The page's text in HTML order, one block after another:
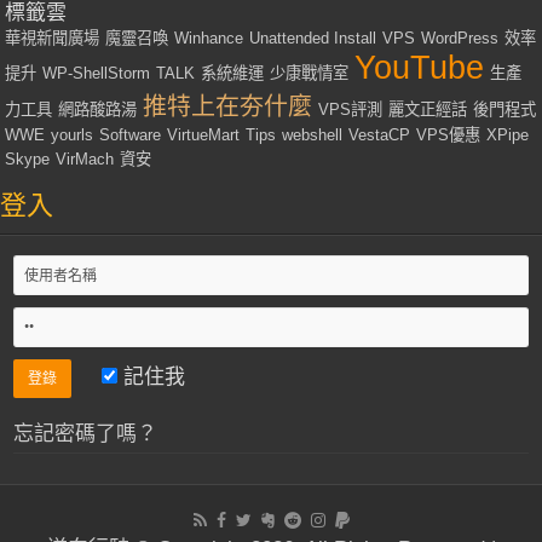
標籤雲
華視新聞廣場 魔靈召喚 Winhance Unattended Install VPS WordPress 效率
提升 WP-ShellStorm TALK 系統維運 少康戰情室 YouTube 生產
力工具 網路酸路湯 推特上在夯什麼 VPS評測 麗文正經話 後門程式
WWE yourls Software VirtueMart Tips webshell VestaCP VPS優惠 XPipe
Skype VirMach 資安
登入
記住我
忘記密碼了嗎？